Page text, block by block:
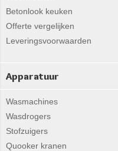
Betonlook keuken
Offerte vergelijken
Leveringsvoorwaarden
Apparatuur
Wasmachines
Wasdrogers
Stofzuigers
Quooker kranen